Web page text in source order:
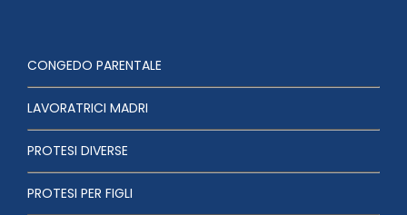
CONGEDO PARENTALE
LAVORATRICI MADRI
PROTESI DIVERSE
PROTESI PER FIGLI